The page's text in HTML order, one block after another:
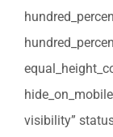
visibility”